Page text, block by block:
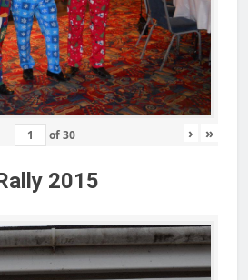
of30 › »
2015